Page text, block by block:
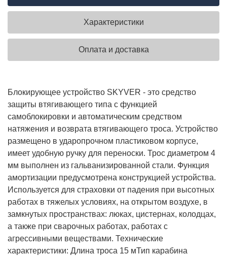
Характеристики
Оплата и доставка
Блокирующее устройство SKYVER - это средство
защиты втягивающего типа с функцией
самоблокировки и автоматическим средством
натяжения и возврата втягивающего троса. Устройство
размещено в ударопрочном пластиковом корпусе,
имеет удобную ручку для переноски. Трос диаметром 4
мм выполнен из гальванизированной стали. Функция
амортизации предусмотрена конструкцией устройства.
Используется для страховки от падения при высотных
работах в тяжелых условиях, на открытом воздухе, в
замкнутых пространствах: люках, цистернах, колодцах,
а также при сварочных работах, работах с
агрессивными веществами. Технические
характеристики: Длина троса 15 мТип карабина